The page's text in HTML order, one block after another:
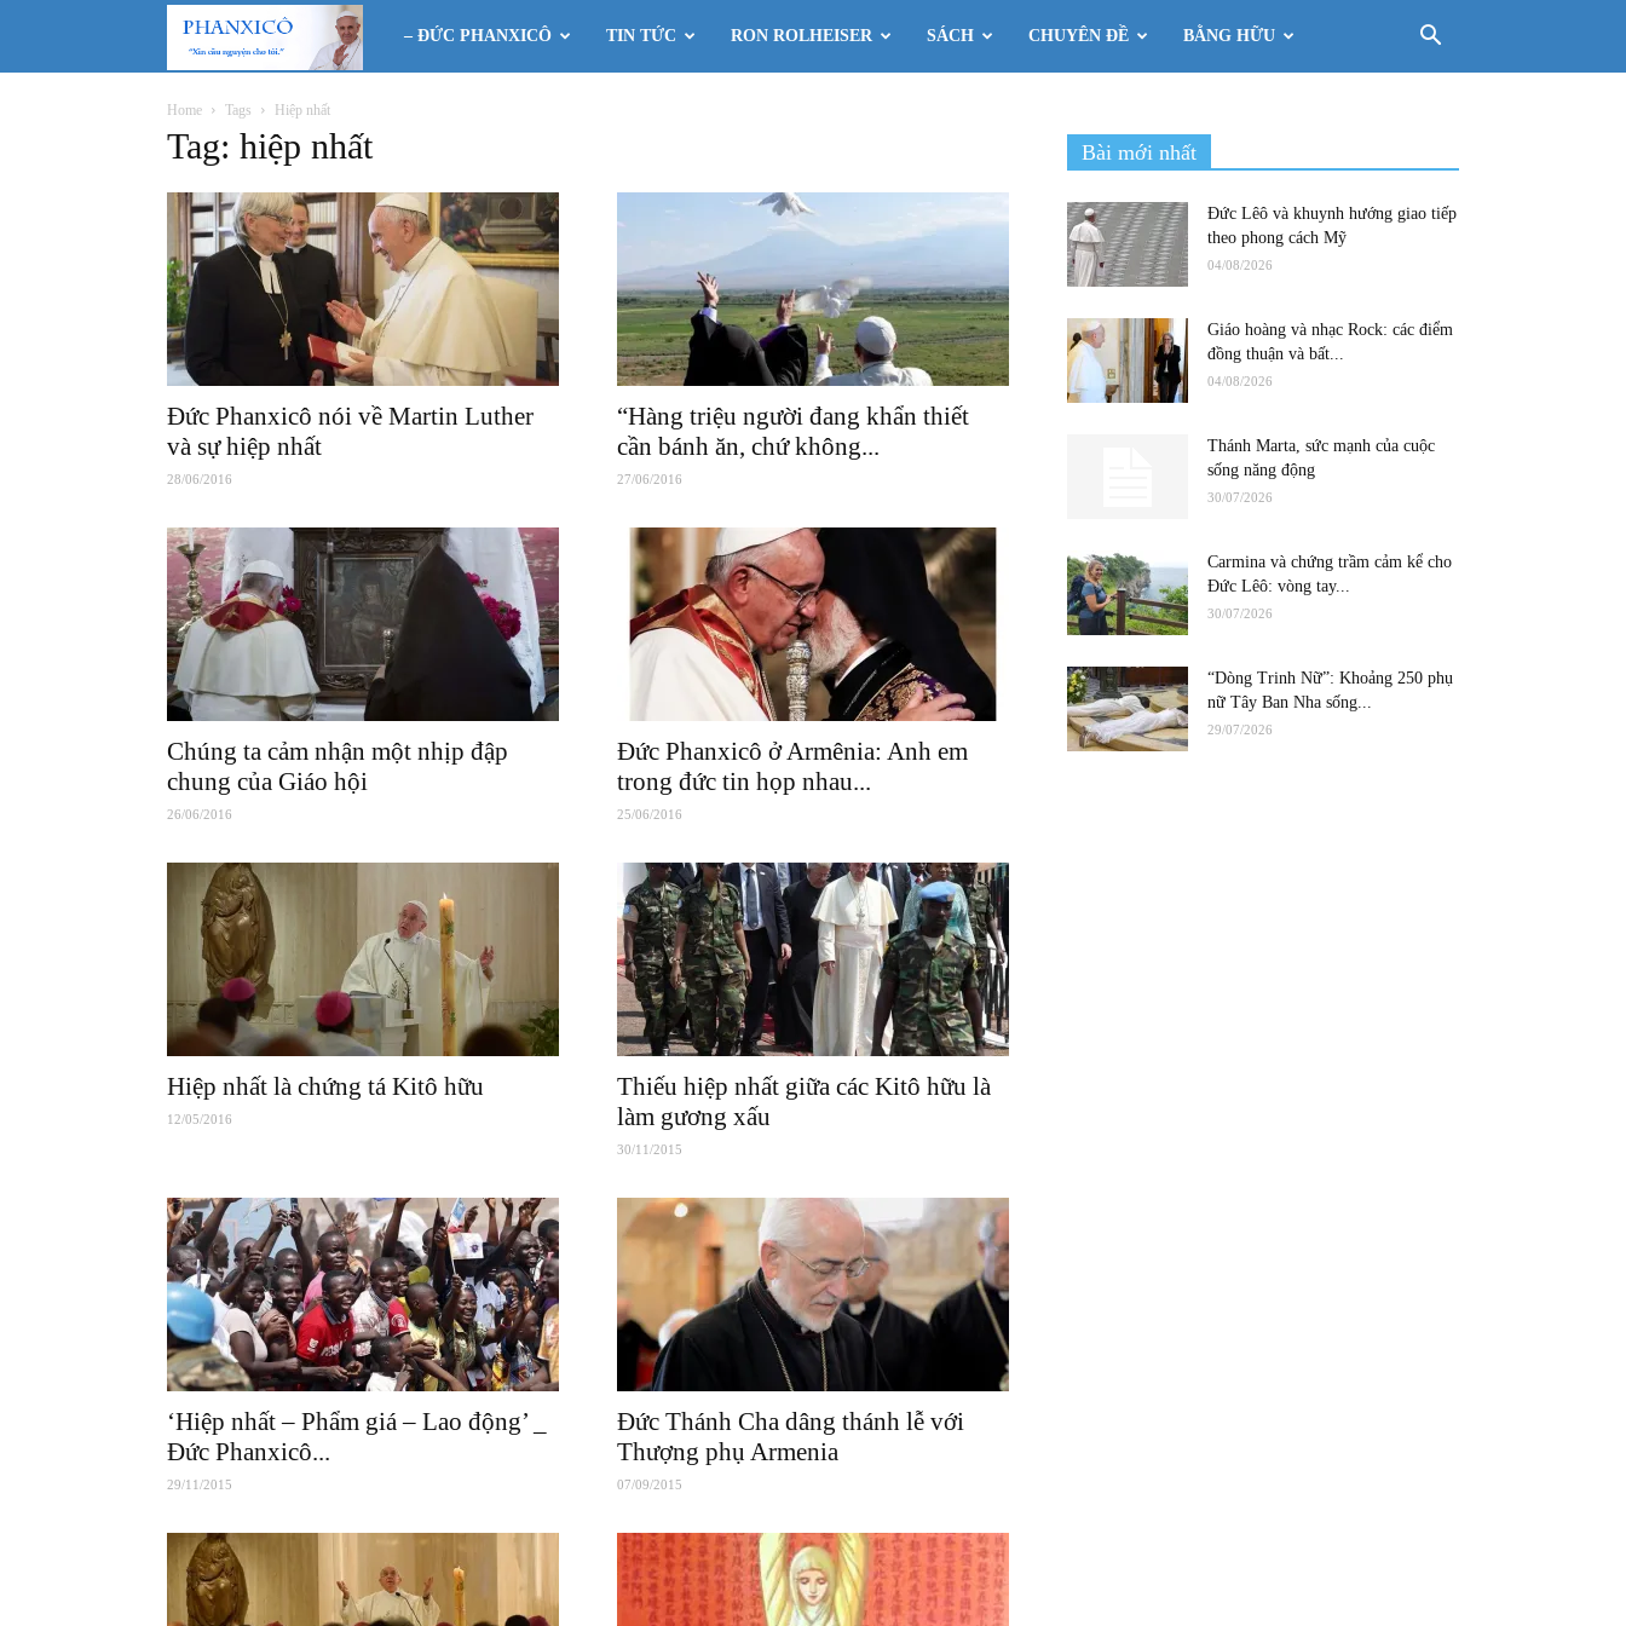
Phanxicô
– ĐỨC PHANXICÔ TIN TỨC RON ROLHEISER SÁCH CHUYÊN ĐỀ BẰNG HỮU
Home Tags Hiệp nhất
Tag: hiệp nhất
Đức Phanxicô nói về Martin Luther
và sự hiệp nhất
28/06/2016
“Hàng triệu người đang khẩn thiết
cần bánh ăn, chứ không...
27/06/2016
Chúng ta cảm nhận một nhịp đập
chung của Giáo hội
26/06/2016
Đức Phanxicô ở Armênia: Anh em
trong đức tin họp nhau...
25/06/2016
Hiệp nhất là chứng tá Kitô hữu
12/05/2016
Thiếu hiệp nhất giữa các Kitô hữu là
làm gương xấu
30/11/2015
‘Hiệp nhất – Phẩm giá – Lao động’ _
Đức Phanxicô...
29/11/2015
Đức Thánh Cha dâng thánh lễ với
Thượng phụ Armenia
07/09/2015
Bài mới nhất
Đức Lêô và khuynh hướng giao tiếp
theo phong cách Mỹ
04/08/2026
Giáo hoàng và nhạc Rock: các điểm
đồng thuận và bất...
04/08/2026
Thánh Marta, sức mạnh của cuộc
sống năng động
30/07/2026
Carmina và chứng trầm cảm kể cho
Đức Lêô: vòng tay...
30/07/2026
“Dòng Trinh Nữ”: Khoảng 250 phụ
nữ Tây Ban Nha sống...
29/07/2026